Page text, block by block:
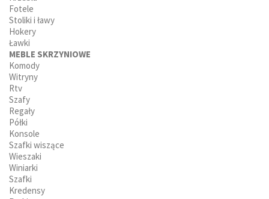
Fotele
Stoliki i ławy
Hokery
Ławki
MEBLE SKRZYNIOWE
Komody
Witryny
Rtv
Szafy
Regały
Półki
Konsole
Szafki wiszące
Wieszaki
Winiarki
Szafki
Kredensy